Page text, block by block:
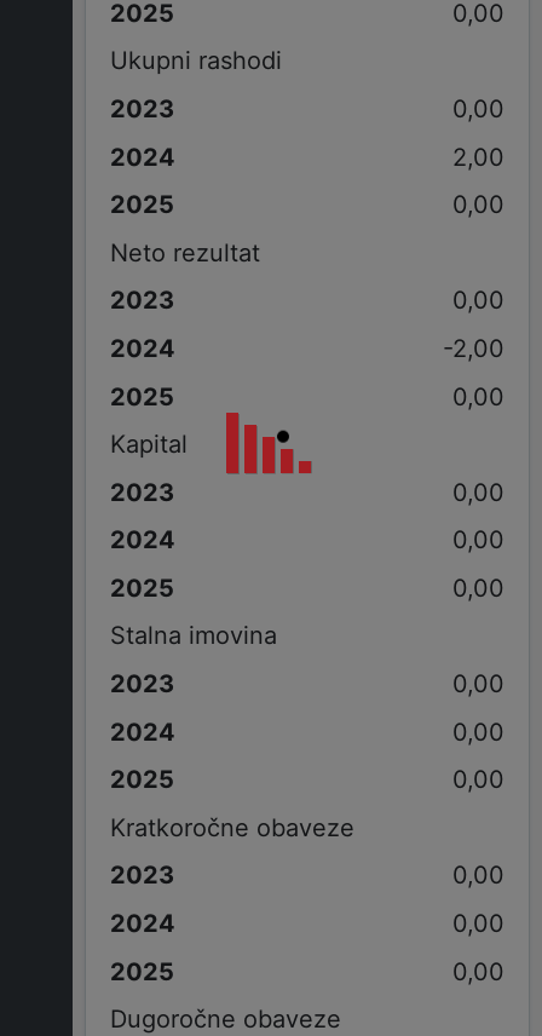
0,00
Ukupni rashodi
0,00
2,00
0,00
Neto rezultat
0,00
-2,00
0,00
Kapital
0,00
0,00
0,00
Stalna imovina
0,00
0,00
0,00
Kratkoročne obaveze
0,00
0,00
0,00
Dugoročne obaveze